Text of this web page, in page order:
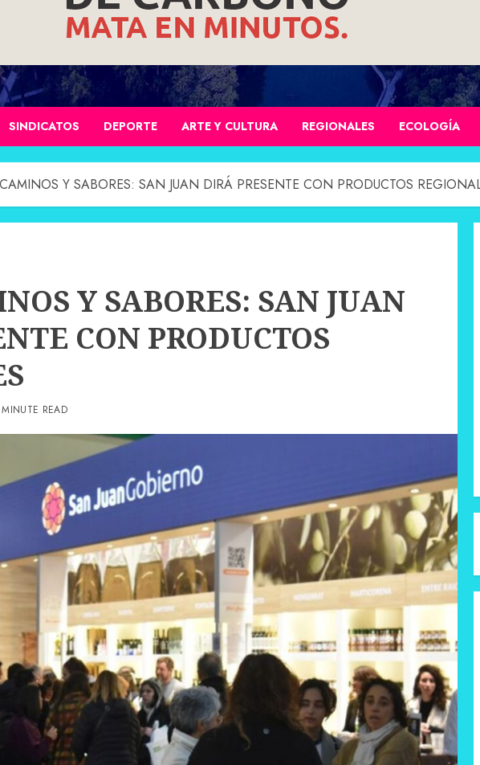
SINDICATOS DEPORTE ARTE Y CULTURA REGIONALES ECOLOGÍA
Y SABORES: SAN JUAN DIRÁ PRESENTE CON PRODUCTOS
Y SABORES: SAN JUAN
CON PRODUCTOS
READ